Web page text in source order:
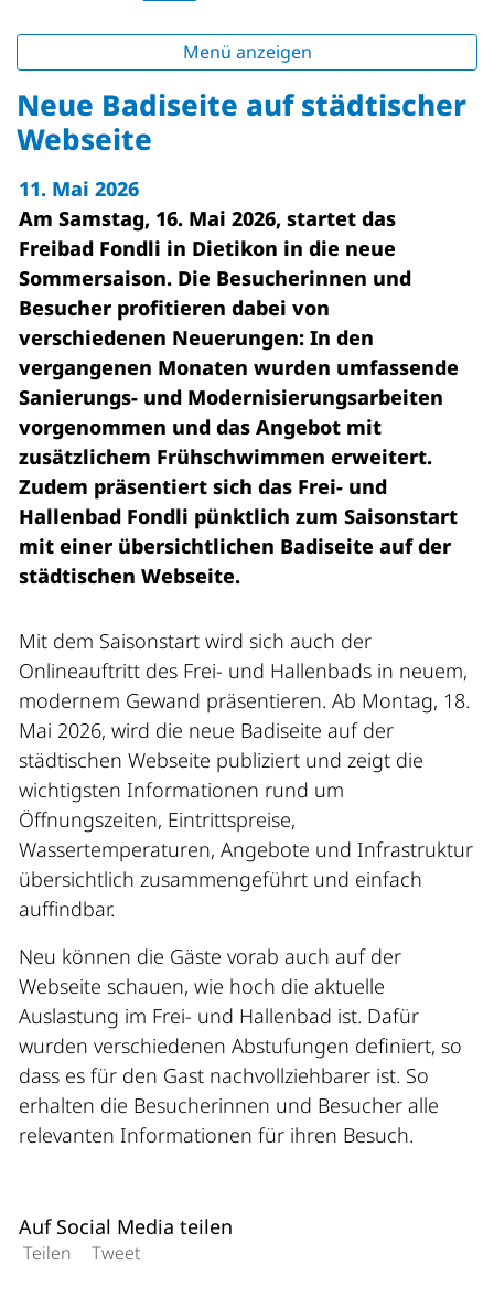
Menü anzeigen
Neue Badiseite auf städtischer
Webseite
11. Mai 2026
Am Samstag, 16. Mai 2026, startet das
Freibad Fondli in Dietikon in die neue
Sommersaison. Die Besucherinnen und
Besucher profitieren dabei von
verschiedenen Neuerungen: In den
vergangenen Monaten wurden umfassende
Sanierungs- und Modernisierungsarbeiten
vorgenommen und das Angebot mit
zusätzlichem Frühschwimmen erweitert.
Zudem präsentiert sich das Frei- und
Hallenbad Fondli pünktlich zum Saisonstart
mit einer übersichtlichen Badiseite auf der
städtischen Webseite.
Mit dem Saisonstart wird sich auch der
Onlineauftritt des Frei- und Hallenbads in neuem,
modernem Gewand präsentieren. Ab Montag, 18.
Mai 2026, wird die neue Badiseite auf der
städtischen Webseite publiziert und zeigt die
wichtigsten Informationen rund um
Öffnungszeiten, Eintrittspreise,
Wassertemperaturen, Angebote und Infrastruktur
übersichtlich zusammengeführt und einfach
auffindbar.
Neu können die Gäste vorab auch auf der
Webseite schauen, wie hoch die aktuelle
Auslastung im Frei- und Hallenbad ist. Dafür
wurden verschiedenen Abstufungen definiert, so
dass es für den Gast nachvollziehbarer ist. So
erhalten die Besucherinnen und Besucher alle
relevanten Informationen für ihren Besuch.
Auf Social Media teilen
Teilen Tweet